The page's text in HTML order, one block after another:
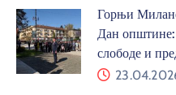
Горњи
Дан
слободе и